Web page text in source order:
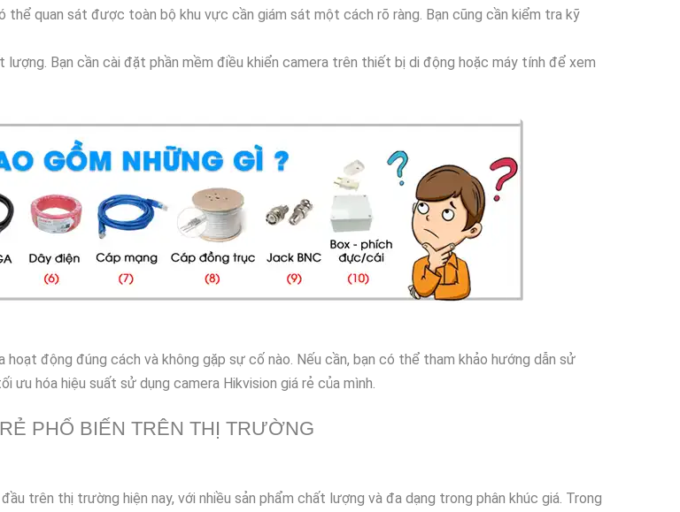
thể quan sát được toàn bộ khu vực cần giám sát một cách rõ ràng. Bạn cũng cần kiểm tra kỹ
lượng. Bạn cần cài đặt phần mềm điều khiển camera trên thiết bị di động hoặc máy tính để xem
động đúng cách và không gặp sự cố nào. Nếu cần, bạn có thể tham khảo hướng dẫn sử
hóa hiệu suất sử dụng camera Hikvision giá rẻ của mình.
PHỔ BIẾN TRÊN THỊ TRƯỜNG
trên thị trường hiện nay, với nhiều sản phẩm chất lượng và đa dạng trong phân khúc giá. Trong